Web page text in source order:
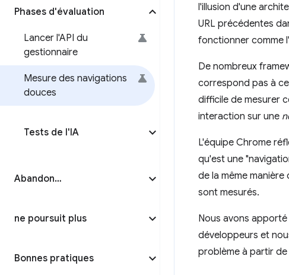
Phases d'évaluation
Lancer l'API du
gestionnaire
Mesure des navigations
douces
Tests de l'IA
Abandon…
ne poursuit plus
Bonnes pratiques
l'illusion d'une
URL précédentes
fonctionner comme
De nombreux
correspond pas à
difficile de mesurer
interaction sur une
L'équipe Chrome
qu'est une
de la même
sont mesurés.
Nous avons
développeurs et
problème à partir de